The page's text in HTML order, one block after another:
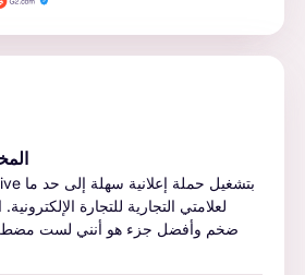
لعلامتي التجارية للتجارة
ضخم وأفضل جزء هو أنني لست